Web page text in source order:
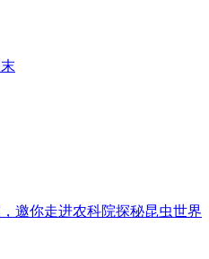
邀你走进农科院探秘昆虫世界